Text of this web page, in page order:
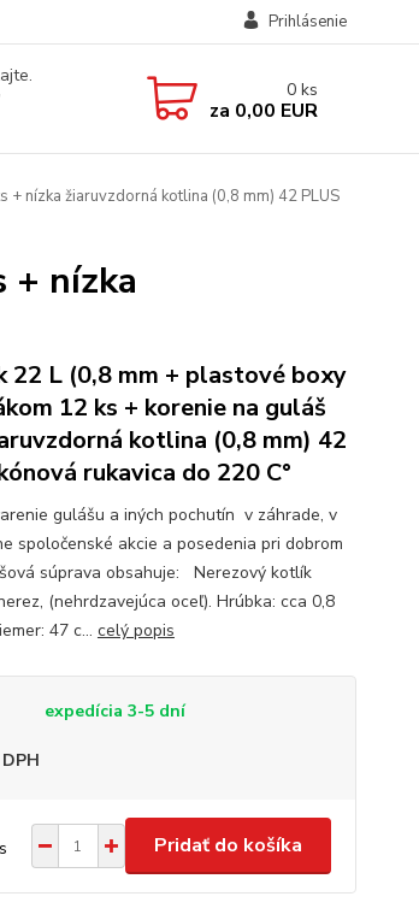
Prihlásenie
0 ks
za 0,00 EUR
+ nízka žiaruvzdorná kotlina (0,8 mm) 42 PLUS
+ nízka
22 L (0,8 mm + plastové boxy
12 ks + korenie na guláš
kotlina (0,8 mm) 42
rukavica do 220 C°
gulášu a iných pochutín v záhrade, v
spoločenské akcie a posedenia pri dobrom
súprava obsahuje: Nerezový kotlík
(nehrdzavejúca oceľ). Hrúbka: cca 0,8
47 c... celý popis
expedícia 3-5 dní
Pridať do košíka